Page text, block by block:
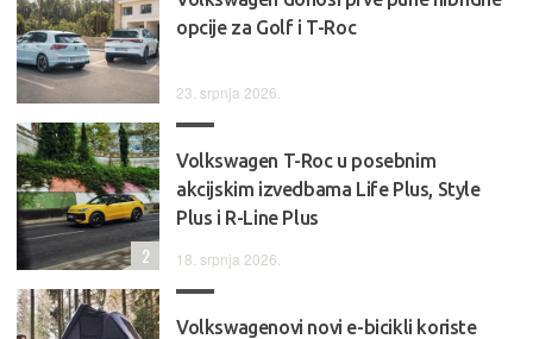
opcije za Golf i T-Roc
23. srpnja 2026.
Volkswagen T-Roc u posebnim
akcijskim izvedbama Life Plus, Style
Plus i R-Line Plus
18. srpnja 2026.
2
Volkswagenovi novi e-bicikli koriste